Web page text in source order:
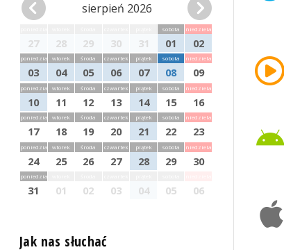
sierpień 2026
27 28 29 30 31
sobota
01
niedziela
02
poniedziałek
03
wtorek
04
środa
05
czwartek
06
piątek
07
sobota
08
niedziela
09
poniedziałek
10
wtorek
11
środa
12
czwartek
13
piątek
14
sobota
15
niedziela
16
poniedziałek
17
wtorek
18
środa
19
czwartek
20
piątek
21
sobota
22
niedziela
23
poniedziałek
24
wtorek
25
środa
26
czwartek
27
piątek
28
sobota
29
niedziela
30
poniedziałek
31 01 02 03 04 05 06
Jak nas słuchać